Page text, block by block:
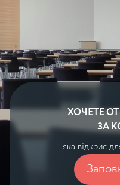
ХОЧЕТЕ
ЗА
яка відкриє